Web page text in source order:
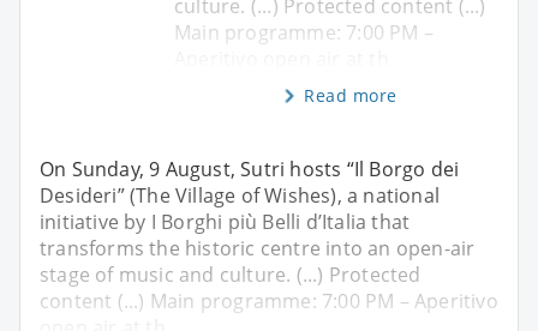
culture. (...) Protected content (...)
Main programme: 7:00 PM –
Read more
On Sunday, 9 August, Sutri hosts “Il Borgo dei
Desideri” (The Village of Wishes), a national
initiative by I Borghi più Belli d’Italia that
transforms the historic centre into an open-air
stage of music and culture. (...) Protected
content (...) Main programme: 7:00 PM – Aperitivo